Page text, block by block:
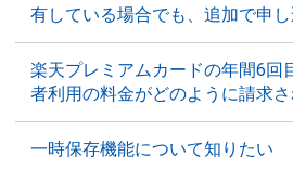
有している場合でも、追加で申し
楽天プレミアムカードの年間6回
者利用の料金がどのように請求さ
一時保存機能について知りたい